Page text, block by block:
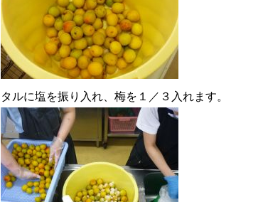
タルに塩を振り入れ、梅を１／３入れます。